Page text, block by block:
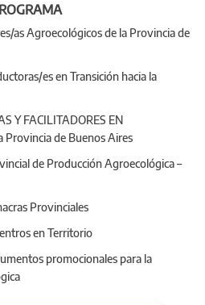
as Agroecológicos de la Provincia de
es en Transición hacia la
Y FACILITADORES EN
Provincia de Buenos Aires
de Producción Agroecológica –
Provinciales
en Territorio
promocionales para la